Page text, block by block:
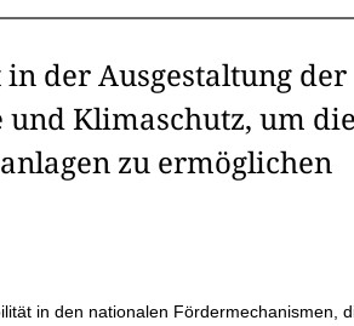
der Ausgestaltung der
Klimaschutz, um die
zu ermöglichen
in den nationalen Fördermechanismen,